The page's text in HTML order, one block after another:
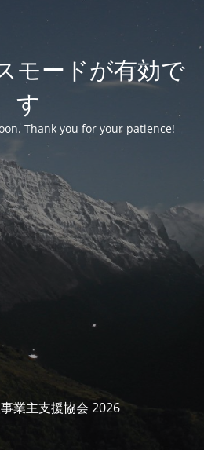
モードが有効で
す
Thank you for your patience!
業主支援協会 2026